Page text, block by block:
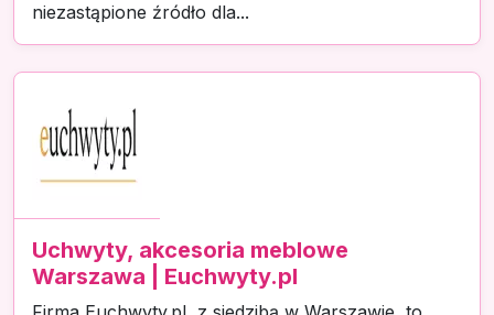
niezastąpione źródło dla...
Uchwyty, akcesoria meblowe
Warszawa | Euchwyty.pl